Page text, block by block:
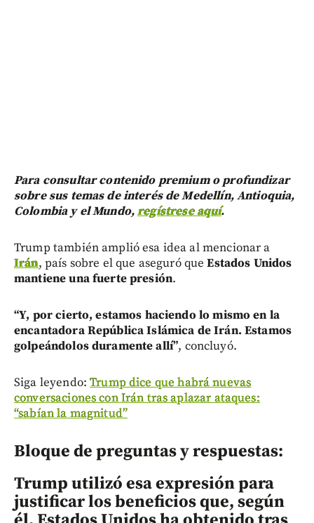
Para consultar contenido premium o profundizar
sobre sus temas de interés de Medellín, Antioquia,
Colombia y el Mundo,regístrese aquí.
Trump también amplió esa idea al mencionar a
Irán, país sobre el que aseguró queEstados Unidos
mantiene una fuerte presión.
“Y, por cierto, estamos haciendo lo mismo en la
encantadora República Islámica de Irán. Estamos
golpeándolos duramente allí”, concluyó.
Siga leyendo:Trump dice que habrá nuevas
conversaciones con Irán tras aplazar ataques:
“sabían la magnitud”
Bloque de preguntas y respuestas:
Trump utilizó esa expresión para
justificar los beneficios que, según